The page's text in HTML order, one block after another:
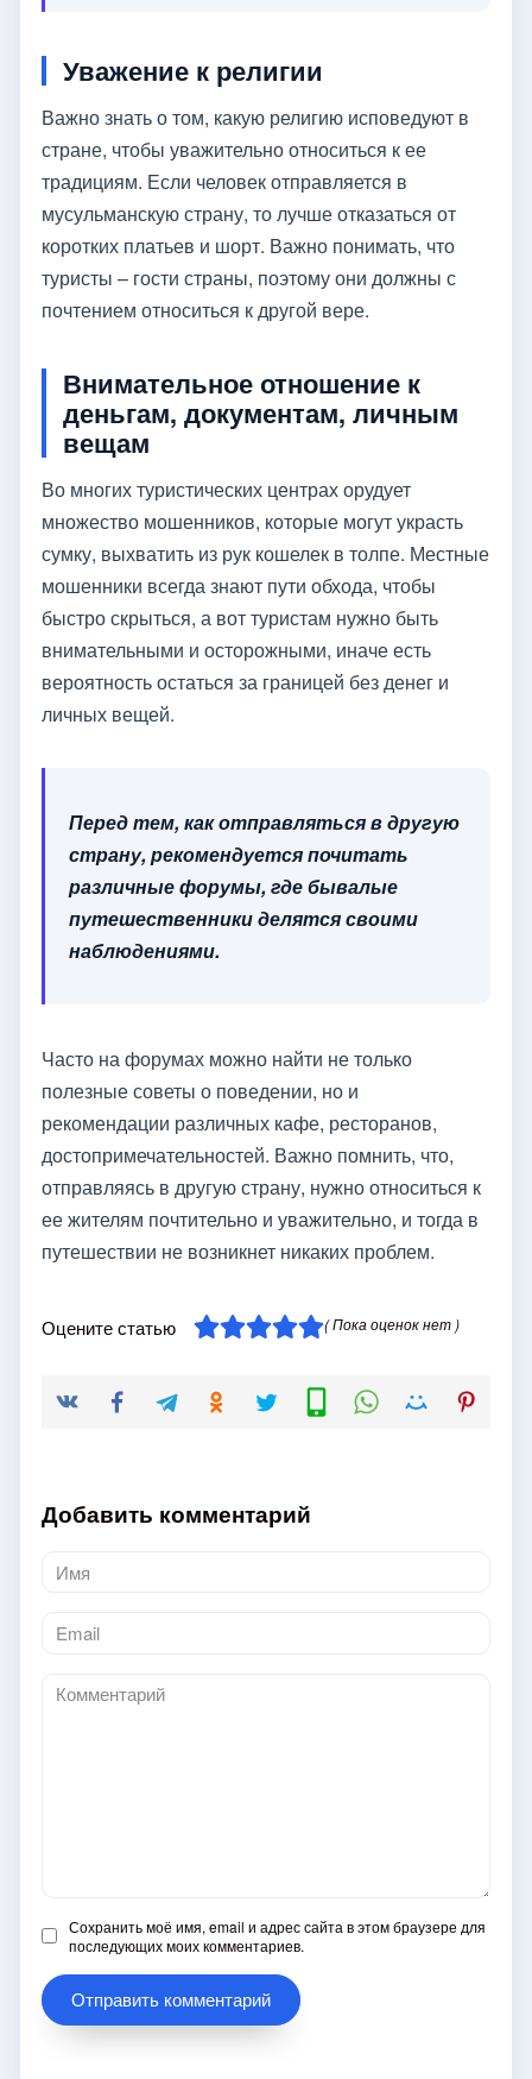
Уважение к религии
Важно знать о том, какую религию исповедуют в
стране, чтобы уважительно относиться к ее
традициям. Если человек отправляется в
мусульманскую страну, то лучше отказаться от
коротких платьев и шорт. Важно понимать, что
туристы – гости страны, поэтому они должны с
почтением относиться к другой вере.
Внимательное отношение к
деньгам, документам, личным
вещам
Во многих туристических центрах орудует
множество мошенников, которые могут украсть
сумку, выхватить из рук кошелек в толпе. Местные
мошенники всегда знают пути обхода, чтобы
быстро скрыться, а вот туристам нужно быть
внимательными и осторожными, иначе есть
вероятность остаться за границей без денег и
личных вещей.
Перед тем, как отправляться в другую
страну, рекомендуется почитать
различные форумы, где бывалые
путешественники делятся своими
наблюдениями.
Часто на форумах можно найти не только
полезные советы о поведении, но и
рекомендации различных кафе, ресторанов,
достопримечательностей. Важно помнить, что,
отправляясь в другую страну, нужно относиться к
ее жителям почтительно и уважительно, и тогда в
путешествии не возникнет никаких проблем.
Оцените статью ( Пока оценок нет )
Добавить комментарий
Имя
*
Email
*
Комментарий
Сохранить моё имя, email и адрес сайта в этом браузере для
последующих моих комментариев.